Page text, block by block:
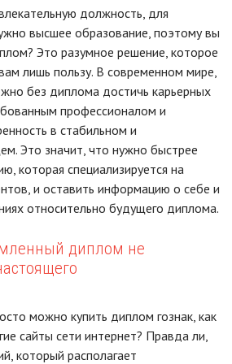
должность, для
высшее образование, поэтому вы
Это разумное решение, которое
лишь пользу. В современном мире,
без диплома достичь карьерных
профессионалом и
в стабильном и
Это значит, что нужно быстрее
которая специализируется на
и оставить информацию о себе и
относительно будущего диплома.
диплом не
можно купить диплом гознак, как
сайты сети интернет? Правда ли,
который располагает